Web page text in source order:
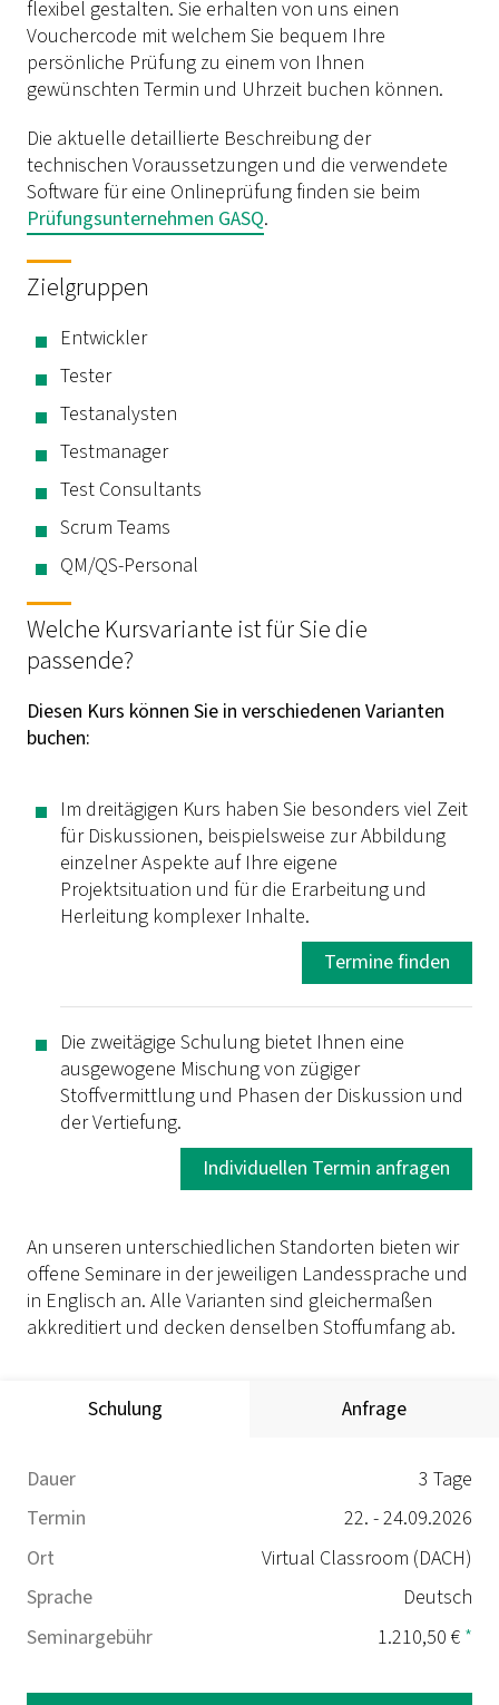
Schulung Anfrage
Dauer
3 Tage
Termin
22. - 24.09.2026
Ort
Virtual Classroom (DACH)
Sprache
Deutsch
Seminargebühr
1.210,50 € *
flexibel gestalten. Sie erhalten von uns einen
Vouchercode mit welchem Sie bequem Ihre
persönliche Prüfung zu einem von Ihnen
gewünschten Termin und Uhrzeit buchen können.
Die aktuelle detaillierte Beschreibung der
technischen Voraussetzungen und die verwendete
Software für eine Onlineprüfung finden sie beim
Prüfungsunternehmen GASQ.
Zielgruppen
Entwickler
Tester
Testanalysten
Testmanager
Test Consultants
Scrum Teams
QM/QS-Personal
Welche Kursvariante ist für Sie die
passende?
Diesen Kurs können Sie in verschiedenen Varianten
buchen:
Im dreitägigen Kurs haben Sie besonders viel Zeit
für Diskussionen, beispielsweise zur Abbildung
einzelner Aspekte auf Ihre eigene
Projektsituation und für die Erarbeitung und
Herleitung komplexer Inhalte.
Termine finden
Die zweitägige Schulung bietet Ihnen eine
ausgewogene Mischung von zügiger
Stoffvermittlung und Phasen der Diskussion und
der Vertiefung.
Individuellen Termin anfragen
An unseren unterschiedlichen Standorten bieten wir
offene Seminare in der jeweiligen Landessprache und
in Englisch an. Alle Varianten sind gleichermaßen
akkreditiert und decken denselben Stoffumfang ab.